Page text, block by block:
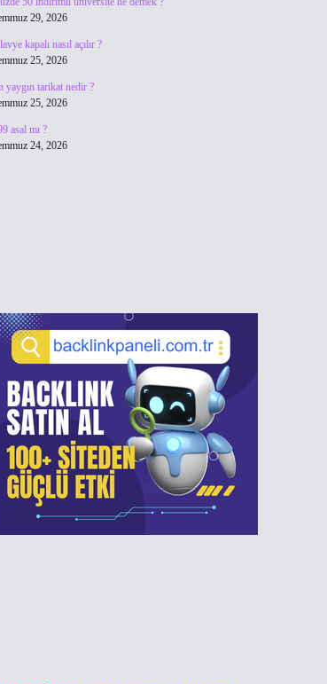
29, 2026
kapalı nasıl açılır ?
25, 2026
yaygın tarikat nedir ?
25, 2026
asal mı ?
24, 2026